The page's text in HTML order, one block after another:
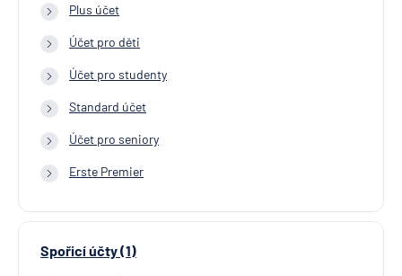
Plus účet
Účet pro děti
Účet pro studenty
Standard účet
Účet pro seniory
Erste Premier
Spořicí účty (1)